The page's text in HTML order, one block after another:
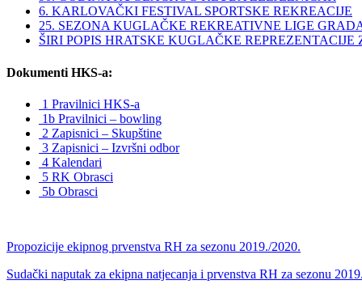
6. KARLOVAČKI FESTIVAL SPORTSKE REKREACIJE
25. SEZONA KUGLAČKE REKREATIVNE LIGE
ŠIRI POPIS HRATSKE KUGLAČKE REPREZENTACIJE
Dokumenti HKS-a:
1 Pravilnici HKS-a
1b Pravilnici – bowling
2 Zapisnici – Skupštine
3 Zapisnici – Izvršni odbor
4 Kalendari
5 RK Obrasci
5b Obrasci
Propozicije ekipnog prvenstva RH za sezonu 2019./2020.
Sudački naputak za ekipna natjecanja i prvenstva RH za sezonu